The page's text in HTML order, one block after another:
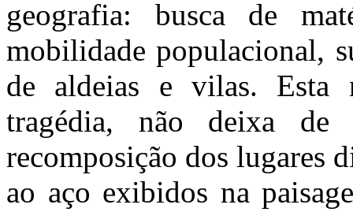
geografia: busca de
mobilidade populacional,
de aldeias e vilas. Esta
tragédia, não deixa
recomposição dos lugares
ao aço exibidos na